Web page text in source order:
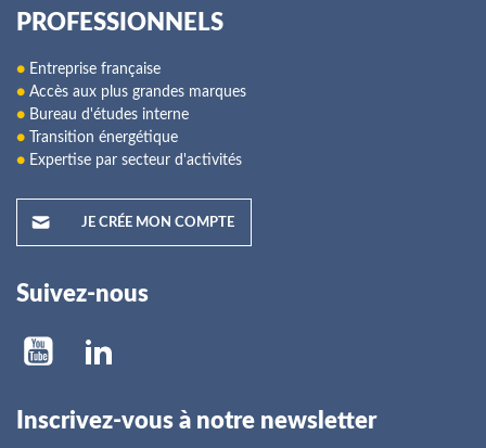
PROFESSIONNELS
● Entreprise française
● Accès aux plus grandes marques
● Bureau d'études interne
● Transition énergétique
● Expertise par secteur d'activités
JE CRÉE MON COMPTE
Suivez-nous
Inscrivez-vous à notre newsletter